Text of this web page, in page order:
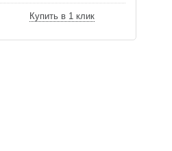
Купить в 1 клик